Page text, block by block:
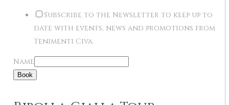
Subscribe to the Newsletter to keep up to
date with events, news and promotions from
Tenimenti Civa
Name
Book